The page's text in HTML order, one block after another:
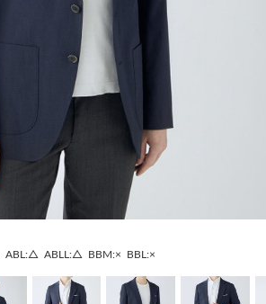
ABL:△ ABLL:△ BBM:× BBL:×